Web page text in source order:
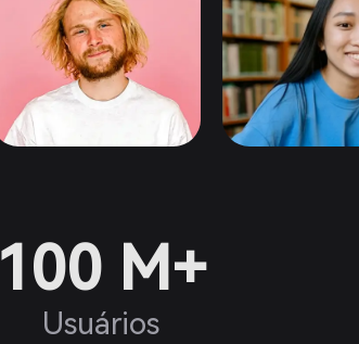
100 M+
Usuários